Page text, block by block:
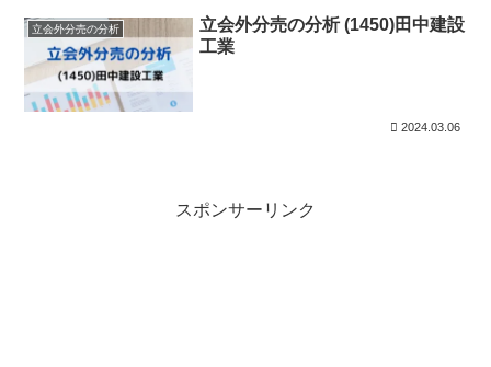
立会外分売の分析
立会外分売の分析 (1450)田中建設
工業
2024.03.06
スポンサーリンク